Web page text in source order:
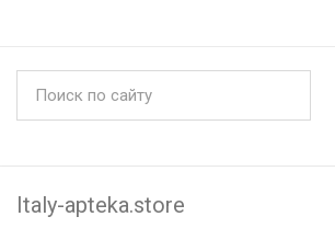
Italy-apteka.store